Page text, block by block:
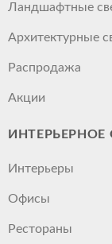
Ландшафтные
Архитектурные
Распродажа
Акции
Интерьеры
Офисы
Рестораны